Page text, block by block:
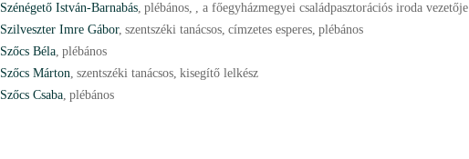
Szénégető István-Barnabás, plébános, , a főegyházmegyei családpasztorációs iroda vezetője
Szilveszter Imre Gábor, szentszéki tanácsos, címzetes esperes, plébános
Szőcs Béla, plébános
Szőcs Márton, szentszéki tanácsos, kisegítő lelkész
Szőcs Csaba, plébános